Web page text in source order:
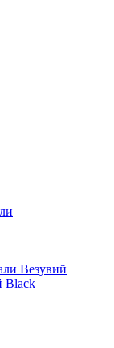
Везувий
Black